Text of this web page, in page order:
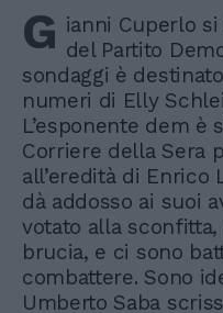
G ianni Cuperlo
del Partito
sondaggi è
numeri di Elly
L’esponente dem è
Corriere della Sera
all’eredità di
dà addosso ai suoi
votato alla
brucia, e ci sono
combattere. Sono
Umberto Saba